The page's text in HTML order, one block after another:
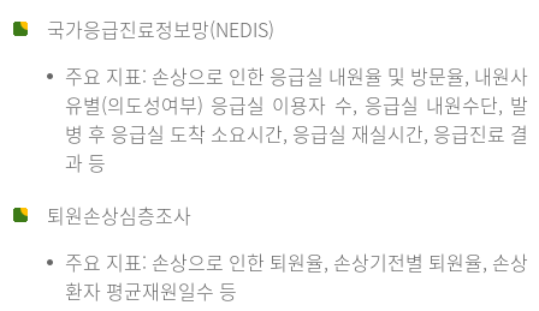
국가응급진료정보망(NEDIS)
주요 지표: 손상으로 인한 응급실 내원율 및 방문율, 내원사
유별(의도성여부) 응급실 이용자 수, 응급실 내원수단, 발
병 후 응급실 도착 소요시간, 응급실 재실시간, 응급진료 결
과 등
퇴원손상심층조사
주요 지표: 손상으로 인한 퇴원율, 손상기전별 퇴원율, 손상
환자 평균재원일수 등